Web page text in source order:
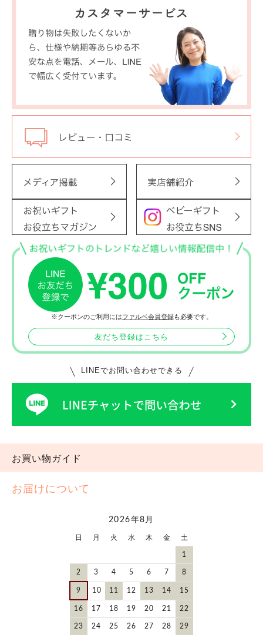
※クーポンのご利用にはファルベ会員登録も必要です。
友だち登録はこちら
LINEでお問い合わせできる
お買い物ガイド
お届けについて
2026年8月
日 月 火 水 木 金 土
1
2 3 4 5 6 7 8
9 10 11 12 13 14 15
16 17 18 19 20 21 22
23 24 25 26 27 28 29